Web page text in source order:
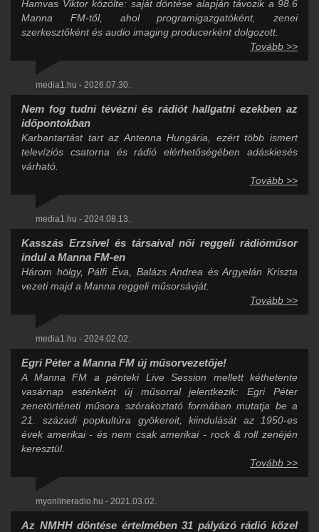
Hamvas Viktor közölte: saját döntése alapján távozik a 98.6
Manna FM-től, ahol programigazgatóként, zenei
szerkesztőként és audio imaging producerként dolgozott.
Tovább >>
media1.hu - 2026.07.30.
Nem fog tudni tévézni és rádiót hallgatni ezekben az
időpontokban
Karbantartást tart az Antenna Hungária, ezért több ismert
televíziós csatorna és rádió elérhetőségében adáskiesés
várható.
Tovább >>
media1.hu - 2024.08.13.
Kasszás Erzsivel és társaival női reggeli rádióműsor
indul a Manna FM-en
Három hölgy, Pálfi Éva, Balázs Andrea és Argyelán Kriszta
vezeti majd a Manna reggeli műsorsávját.
Tovább >>
media1.hu - 2024.02.02.
Egri Péter a Manna FM új műsorvezetője!
A Manna FM a pénteki Live Session mellett kéthetente
vasárnap esténként új műsorral jelentkezik: Egri Péter
zenetörténeti műsora szórakoztató formában mutatja be a
21. századi popkultúra gyökereit, kiindulását az 1950-es
évek amerikai - és nem csak amerikai - rock & roll zenéjén
keresztül.
Tovább >>
myonlineradio.hu - 2021.03.02.
Az NMHH döntése értelmében 31 pályázó rádió közel